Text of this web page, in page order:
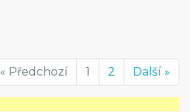
« Předchozí 1 2 Další »